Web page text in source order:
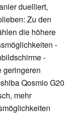
duelliert,
Zu den
die höhere
-
-
geringeren
Qosmio G20
mehr